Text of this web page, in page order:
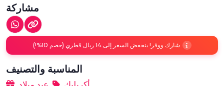
مشاركة
شارك ووفر! ينخفض السعر إلى 14 ريال قطري (خصم 10%!)
المناسبة والتصنيف